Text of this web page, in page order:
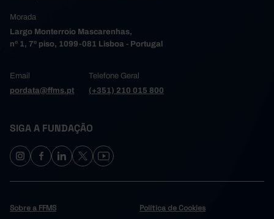
Morada
Largo Monterroio Mascarenhas,
nº 1, 7º piso, 1099-081 Lisboa - Portugal
Email
pordata@ffms.pt
Telefone Geral
(+351) 210 015 800
SIGA A FUNDAÇÃO
Sobre a FFMS Política de Cookies